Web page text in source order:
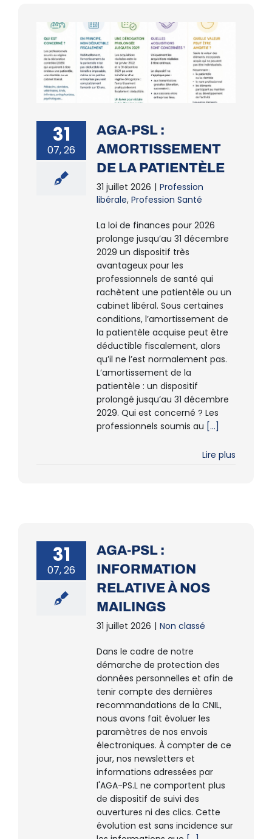
31
07, 26
AGA-PSL :
AMORTISSEMENT
DE LA PATIENTÈLE
31 juillet 2026 | Profession
libérale, Profession Santé
La loi de finances pour 2026
prolonge jusqu’au 31 décembre
2029 un dispositif très
avantageux pour les
professionnels de santé qui
rachètent une patientèle ou un
cabinet libéral. Sous certaines
conditions, l’amortissement de
la patientèle acquise peut être
déductible fiscalement, alors
qu’il ne l’est normalement pas.
L’amortissement de la
patientèle : un dispositif
prolongé jusqu’au 31 décembre
2029. Qui est concerné ? Les
professionnels soumis au [...]
Lire plus
31
07, 26
AGA-PSL :
INFORMATION
RELATIVE À NOS
MAILINGS
31 juillet 2026 | Non classé
Dans le cadre de notre
démarche de protection des
données personnelles et afin de
tenir compte des dernières
recommandations de la CNIL,
nous avons fait évoluer les
paramètres de nos envois
électroniques. À compter de ce
jour, nos newsletters et
informations adressées par
l'AGA-PS.L ne comportent plus
de dispositif de suivi des
ouvertures ni des clics. Cette
évolution est sans incidence sur